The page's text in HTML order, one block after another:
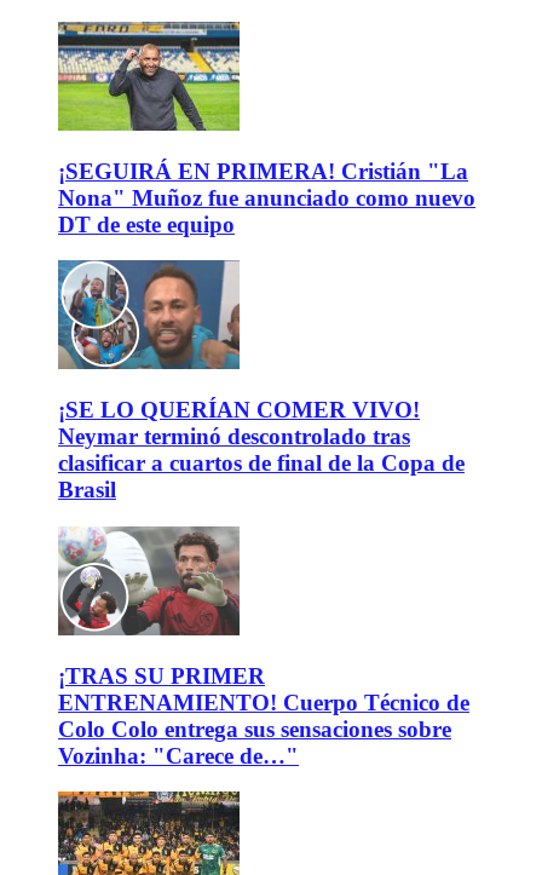
¡SEGUIRÁ EN PRIMERA! Cristián "La
Nona" Muñoz fue anunciado como nuevo
DT de este equipo
¡SE LO QUERÍAN COMER VIVO!
Neymar terminó descontrolado tras
clasificar a cuartos de final de la Copa de
Brasil
¡TRAS SU PRIMER
ENTRENAMIENTO! Cuerpo Técnico de
Colo Colo entrega sus sensaciones sobre
Vozinha: "Carece de…"